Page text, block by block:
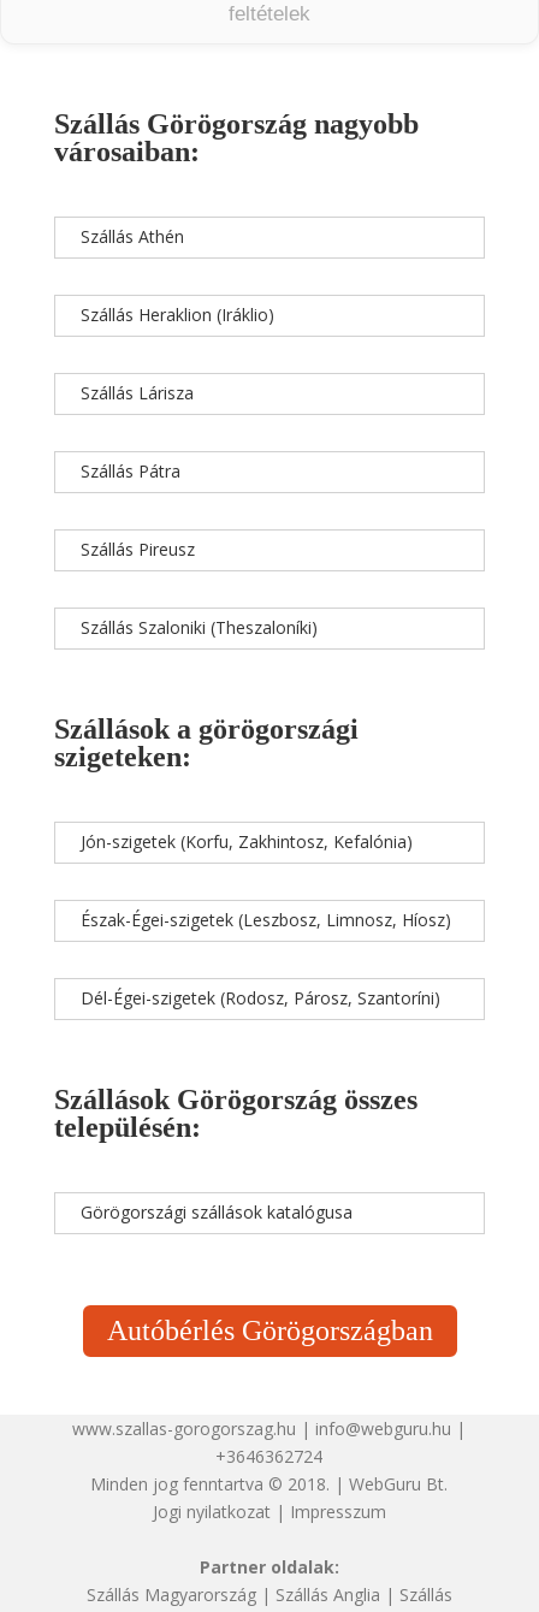
feltételek
Szállás Görögország nagyobb
városaiban:
Szállás Athén
Szállás Heraklion (Iráklio)
Szállás Lárisza
Szállás Pátra
Szállás Pireusz
Szállás Szaloniki (Theszaloníki)
Szállások a görögországi
szigeteken:
Jón-szigetek (Korfu, Zakhintosz, Kefalónia)
Észak-Égei-szigetek (Leszbosz, Limnosz, Híosz)
Dél-Égei-szigetek (Rodosz, Párosz, Szantoríni)
Szállások Görögország összes
településén:
Görögországi szállások katalógusa
Autóbérlés Görögországban
www.szallas-gorogorszag.hu | info@webguru.hu |
+3646362724
Minden jog fenntartva © 2018. | WebGuru Bt.
Jogi nyilatkozat| Impresszum
Partner oldalak:
Szállás Magyarország| Szállás Anglia | Szállás